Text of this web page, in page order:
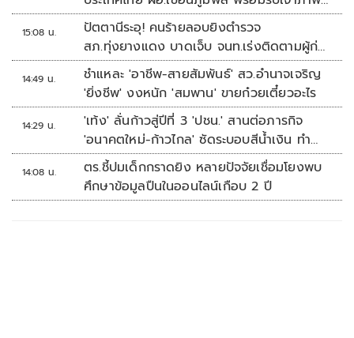
ต่อ ปี 2570
15:08 น.
ปัตตานีระอุ! คนร้ายลอบยิงตำรวจ
สภ.ทุ่งยางแดง บาดเจ็บ จนท.เร่งติดตามผู้ก่อ
เหตุ
14:49 น.
ชำแหละ 'อาชีพ-สายสัมพันธ์' สว.อำนาจเจริญ
'ยิ่งชีพ' งงหนัก 'สมพาน' ขายก๋วยเตี๋ยวอะไร
14:29 น.
'เท้ง' ลั่นก้าวสู่ปีที่ 3 'ปชน.' สานต่อภารกิจ
'อนาคตใหม่-ก้าวไกล' ซัดระบอบสีน้ำเงิน ทำ
หลักนิติรัฐ-นิติธรรมสั่นคลอน
14:08 น.
ตร.ชี้ปมเด็กกราดยิง หลายปัจจัยเชื่อมโยงพบ
ศึกษาข้อมูลปืนในออนไลน์เกือบ 2 ปี